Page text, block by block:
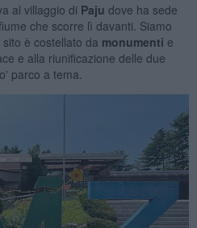
al villaggio di Paju dove ha sede
che scorre lì davanti. Siamo
è costellato da monumenti e
e alla riunificazione delle due
parco a tema.